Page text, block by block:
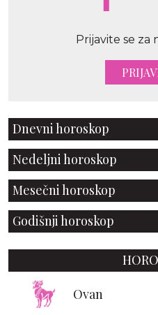
Prijavite se za
Dnevni horoskop
Nedeljni horoskop
Mesečni horoskop
Godišnji horoskop
Ovan